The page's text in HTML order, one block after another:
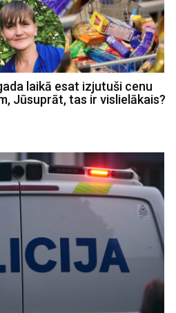
laikā esat izjutuši cenu
Jūsuprāt, tas ir vislielākais?